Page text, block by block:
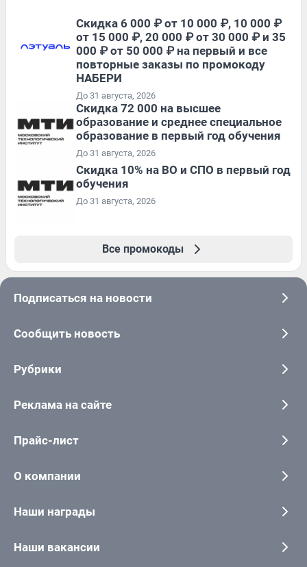
Скидка 6 000 ₽ от 10 000 ₽, 10 000 ₽
от 15 000 ₽, 20 000 ₽ от 30 000 ₽ и 35
000 ₽ от 50 000 ₽ на первый и все
повторные заказы по промокоду
НАБЕРИ
До 31 августа, 2026
Скидка 72 000 на высшее
образование и среднее специальное
образование в первый год обучения
До 31 августа, 2026
Скидка 10% на ВО и СПО в первый год
обучения
До 31 августа, 2026
Все промокоды
Подписаться на новости
Сообщить новость
Рубрики
Реклама на сайте
Прайс-лист
О компании
Наши награды
Наши вакансии